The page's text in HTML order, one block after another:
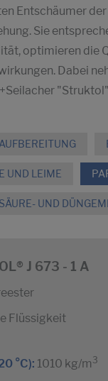
Entschäumer
Sie
optimieren die
Dabei
UND LEIME
UND
J 673 - 1 A
Flüssigkeit
°C): 1010 kg/m 3